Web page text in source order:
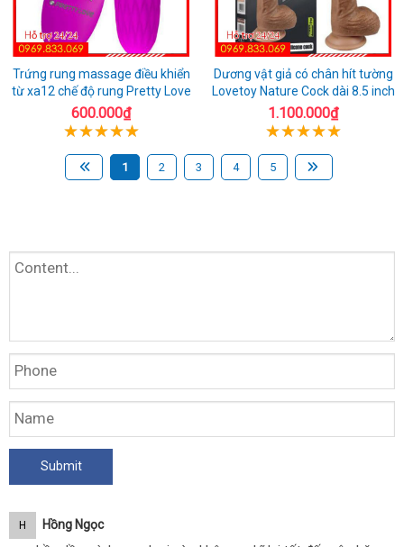
Trứng rung massage điều khiển
từ xa12 chế độ rung Pretty Love
600.000₫
Dương vật giả có chân hít tường
Lovetoy Nature Cock dài 8.5 inch
1.100.000₫
1 2 3 4 5
H Hồng Ngọc